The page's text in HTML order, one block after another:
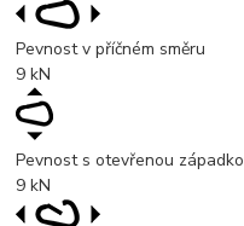
Pevnost v příčném směru
9kN
Pevnost s otevřenou
9kN